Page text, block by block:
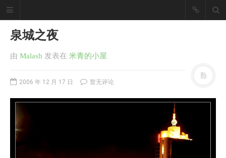
泉城之夜
由 Malash 发表在 米青的小屋
2006 年 12 月 17 日 暂无评论